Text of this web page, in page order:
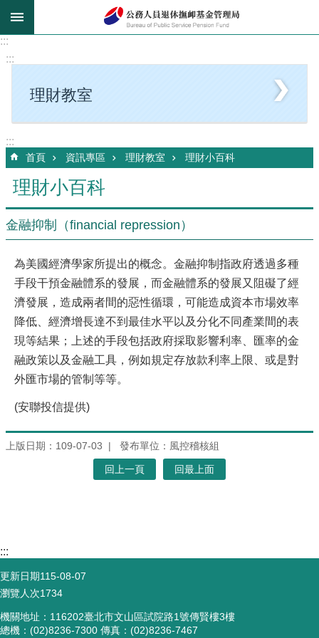
跳到主要內容區塊
:::
:::
理財教室
:::
首頁 資訊專區 理財教室 理財小百科
理財小百科
金融抑制（financial repression）
為美國經濟學家所提出的概念。金融抑制指政府透過多種
手段干預金融體系的發展，而金融體系的發展又阻礙了經
濟發展，造成兩者間的惡性循環，可能造成資本市場效率
降低、經濟增長達不到最佳水平以及分化不同產業間的表
現等結果；上述的手段包括政府採取影響利率、匯率的金
融政策以及金融工具，例如規定存放款利率上限、或是對
外匯市場的管制等等。
(安聯投信提供)
上版日期：109-07-03 發布單位：風控稽核組
回上一頁 回最上面
:::
更新日期115-08-07
瀏覽人次1734
機關地址：116202臺北市文山區試院路1號傳賢樓3樓
總機：(02)8236-7300 傳真：(02)8236-7467